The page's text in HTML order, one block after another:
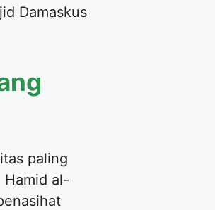
Damaskus
paling
Hamid al-